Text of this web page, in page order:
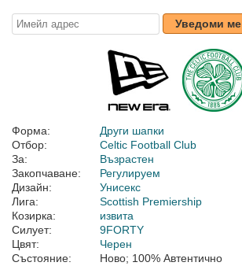
Уведоми ме
Форма:
Други шапки
Отбор:
Celtic Football Club
За:
Възрастен
Закопчаване:
Регулируем
Дизайн:
Унисекс
Лига:
Scottish Premiership
Козирка:
извита
Силует:
9FORTY
Цвят:
Черен
Състояние:
Ново; 100% Автентично